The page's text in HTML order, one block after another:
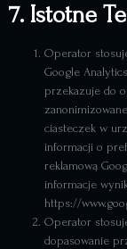
7. Istotne
Operator
Google
przekazuje do
ciasteczek w
informacji o
reklamową
informacje
https://
Operator
dopasowanie